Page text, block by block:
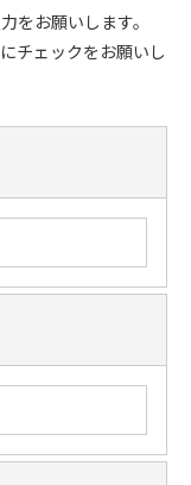
をお願いします。
にチェックをお願いし